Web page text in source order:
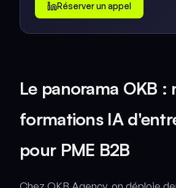
Réserver un appel
Le panorama OKB :
formations IA
pour PME B2B